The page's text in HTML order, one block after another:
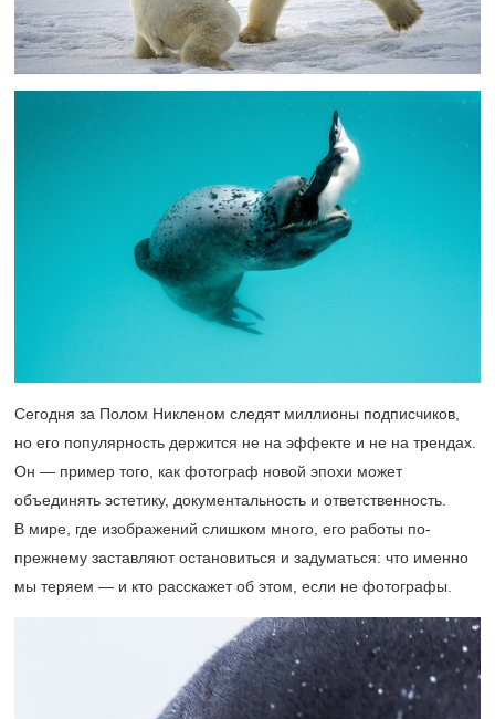
Сегодня за Полом Никленом следят миллионы подписчиков,
но его популярность держится не на эффекте и не на трендах.
Он — пример того, как фотограф новой эпохи может
объединять эстетику, документальность и ответственность.
В мире, где изображений слишком много, его работы по-
прежнему заставляют остановиться и задуматься: что именно
мы теряем — и кто расскажет об этом, если не фотографы.